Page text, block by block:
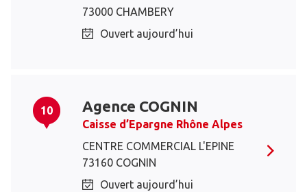
73000 CHAMBERY
Ouvert aujourd’hui
10 Agence COGNIN
Caisse d’Epargne Rhône Alpes
CENTRE COMMERCIAL L'EPINE
73160 COGNIN
Ouvert aujourd’hui